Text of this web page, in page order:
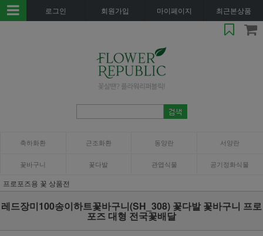
로그인 회원가입 마이페이지 최근본상품
축하화환 근조화환 동양란 서양란
꽃바구니 꽃다발 관엽식물 공기정화식물
프로포즈용 꽃 상품전
레드장미100송이하트꽃바구니(SH_308) 꽃다발 꽃바구니 프로
포즈 대형 전국꽃배달